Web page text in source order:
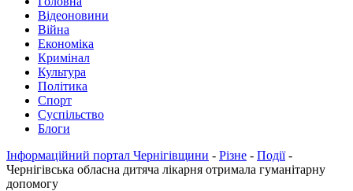
Відеоновини
Війна
Економіка
Кримінал
Культура
Політика
Спорт
Суспільство
Блоги
Інформаційний портал Чернігівщини - Різне - Події-
Чернігівська обласна дитяча лікарня отримала гуманітарну
допомогу